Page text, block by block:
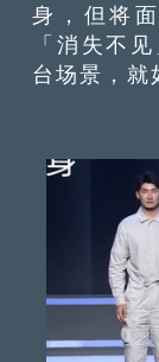
身，但将
「消失不
台场景，就